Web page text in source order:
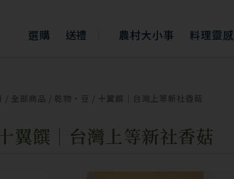
選購 送禮 農村大小事 料理靈感
/ 全部商品 / 乾物・豆 / 十翼饌｜台灣上等新社香菇
翼饌｜台灣上等新社香菇